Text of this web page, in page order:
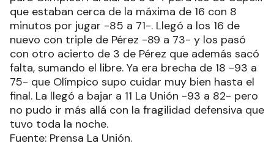
que estaban cerca de la máxima de 16 con 8
minutos por jugar -85 a 71-. Llegó a los 16 de
nuevo con triple de Pérez -89 a 73- y los pasó
con otro acierto de 3 de Pérez que además sacó
falta, sumando el libre. Ya era brecha de 18 -93 a
75- que Olímpico supo cuidar muy bien hasta el
final. La llegó a bajar a 11 La Unión -93 a 82- pero
no pudo ir más allá con la fragilidad defensiva que
tuvo toda la noche.
Fuente: Prensa La Unión.